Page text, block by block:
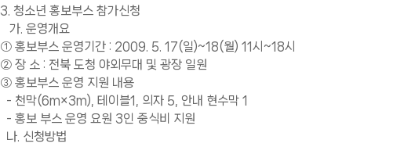
3. 청소년 홍보부스 참가신청
가. 운영개요
① 홍보부스 운영기간 : 2009. 5. 17(일)~18(월) 11시~18시
② 장 소 : 전북 도청 야외무대 및 광장 일원
③ 홍보부스 운영 지원 내용
- 천막(6m×3m), 테이블1, 의자 5, 안내 현수막 1
- 홍보 부스 운영 요원 3인 중식비 지원
나. 신청방법